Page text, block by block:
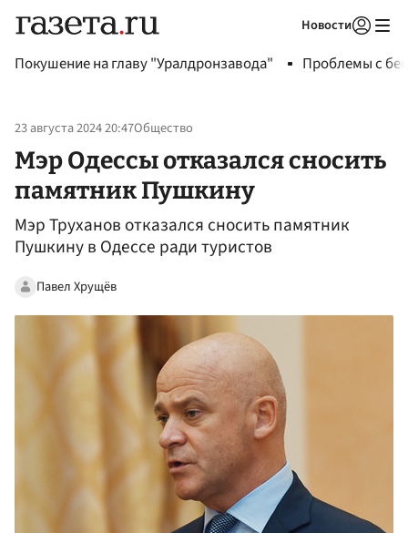
Новости
Покушение на главу "Уралдронзавода" Проблемы с
23 августа 2024 20:47Общество
Мэр Одессы отказался сносить
памятник Пушкину
Мэр Труханов отказался сносить памятник
Пушкину в Одессе ради туристов
Павел Хрущёв